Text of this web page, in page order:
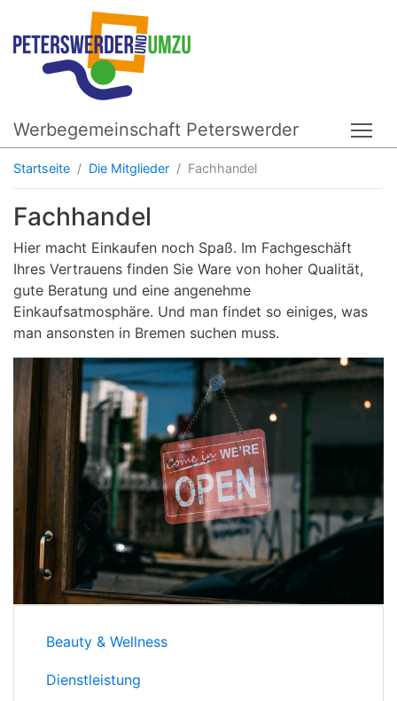
Werbegemeinschaft Peterswerder
Startseite Die Mitglieder Fachhandel
Fachhandel
Hier macht Einkaufen noch Spaß. Im Fachgeschäft
Ihres Vertrauens finden Sie Ware von hoher Qualität,
gute Beratung und eine angenehme
Einkaufsatmosphäre. Und man findet so einiges, was
man ansonsten in Bremen suchen muss.
Beauty & Wellness
Dienstleistung